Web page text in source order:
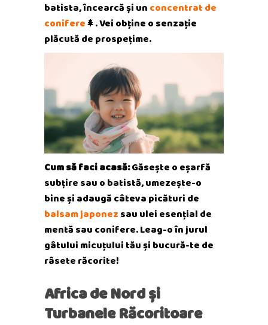
batista, încearcă și un concentrat de
conifere🌲. Vei obține o senzație
plăcută de prospețime.
Cum să faci acasă:Găsește o eșarfă
subțire sau o batistă, umezește-o
bine și adaugă câteva picături de
balsam japonez sau ulei esențial de
mentă sau conifere. Leag-o în jurul
gâtului micuțului tău și bucură-te de
râsete răcorite!
Africa de Nord și
Turbanele Răcoritoare